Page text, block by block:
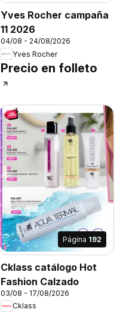
Yves Rocher campaña
11 2026
04/08 - 24/08/2026
Yves Rocher
Precio en folleto
Página 192
Cklass catálogo Hot
Fashion Calzado
03/08 - 17/08/2026
Cklass